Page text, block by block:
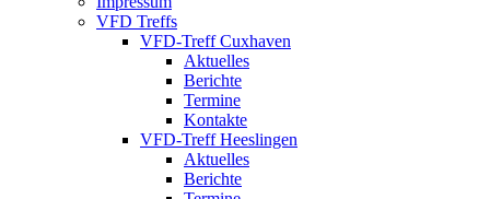
VFD Treffs
VFD-Treff Cuxhaven
Aktuelles
Berichte
Termine
Kontakte
VFD-Treff Heeslingen
Aktuelles
Berichte